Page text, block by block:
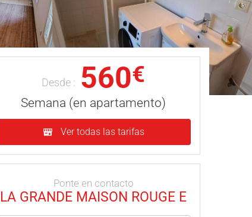
Desde : 560€
Semana (en apartamento)
Ver todas las tarifas
Ponte en contacto
LA GRANDE MAISON ROUGE E